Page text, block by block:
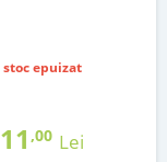
stoc epuizat
11 ,00 Lei